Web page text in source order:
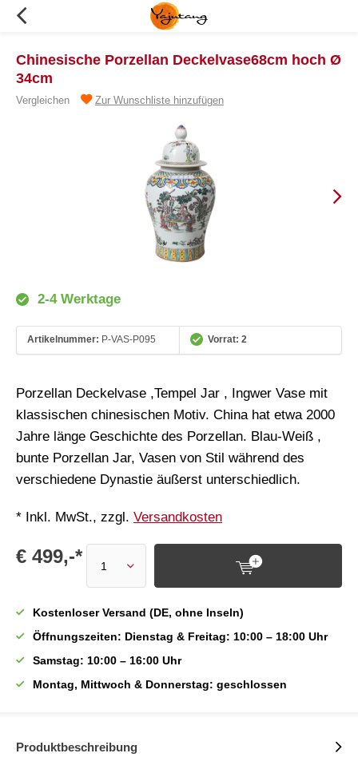
Chinesische Porzellan Deckelvase68cm hoch Ø
34cm
Vergleichen Zur Wunschliste hinzufügen
2-4 Werktage
Artikelnummer: P-VAS-P095 Vorrat: 2
Porzellan Deckelvase ,Tempel Jar , Ingwer Vase mit
klassischen chinesischen Motiv. China hat etwa 2000
Jahre länge Geschichte des Porzellan. Blau-Weiß ,
bunte Porzellan Jar, Vasen von Stil während des
verschiedene Dynastie äußerst unterschiedlich.
* Inkl. MwSt., zzgl. Versandkosten
€ 499,-*
Kostenloser Versand (DE, ohne Inseln)
Öffnungszeiten: Dienstag & Freitag: 10:00 – 18:00 Uhr
Samstag: 10:00 – 16:00 Uhr
Montag, Mittwoch & Donnerstag: geschlossen
Produktbeschreibung